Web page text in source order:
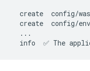
create
create
info
✅ The